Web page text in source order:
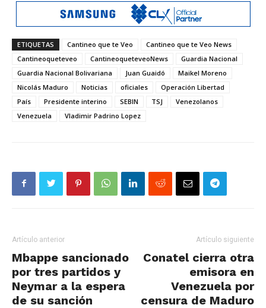
ETIQUETAS Cantineo que te Veo
Cantineo que te Veo News
Cantineoqueteveo
CantineoqueteveoNews
Guardia Nacional
Guardia Nacional Bolivariana
Juan Guaidó
Maikel Moreno
Nicolás Maduro
Noticias oficiales
Operación Libertad
País
Presidente interino SEBIN TSJ
Venezolanos
Venezuela
Vladimir Padrino Lopez
Artículo anterior
Mbappe sancionado
por tres partidos y
Neymar a la espera
de su sanción
Artículo siguiente
Conatel cierra otra
emisora en
Venezuela por
censura de Maduro